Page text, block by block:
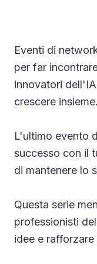
Ancona
Olbia
Terrazza
Uffici Privati
EVENTI
ESPLORA
Galleria
Blog
Vantaggi
Chi Siamo
Eventi di
per far
innovatori
crescere insieme.
L'ultimo evento
successo con il
di mantenere lo
Questa serie
professionisti
idee e rafforzare